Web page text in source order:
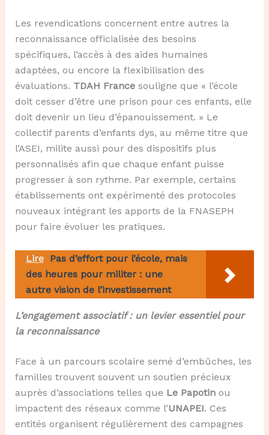
Les revendications concernent entre autres la
reconnaissance officialisée des besoins
spécifiques, l’accès à des aides humaines
adaptées, ou encore la flexibilisation des
évaluations. TDAH Francesouligne que « l’école
doit cesser d’être une prison pour ces enfants, elle
doit devenir un lieu d’épanouissement. » Le
collectif parents d’enfants dys, au même titre que
l’ASEI, milite aussi pour des dispositifs plus
personnalisés afin que chaque enfant puisse
progresser à son rythme. Par exemple, certains
établissements ont expérimenté des protocoles
nouveaux intégrant les apports de la FNASEPH
pour faire évoluer les pratiques.
Lire Pas d’effort pour l’école, mais
des heures pour militer : une
autre vision de l’investissement
L’engagement associatif : un levier essentiel pour
la reconnaissance
Face à un parcours scolaire semé d’embûches, les
familles trouvent souvent un soutien précieux
auprès d’associations telles que Le Papotinou
impactent des réseaux comme l’UNAPEI. Ces
entités organisent régulièrement des campagnes